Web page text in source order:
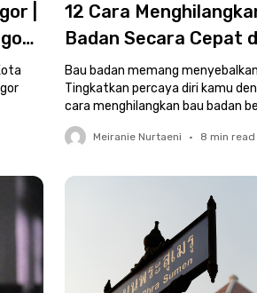
|
12 Cara
Badan Secara Cepat
Alami, Makin Pede!
Bau badan memang
Tingkatkan percaya diri kamu
cara menghilangkan bau badan
Simpel, tapi efektif, tuh!
Meiranie Nurtaeni • 8 min read